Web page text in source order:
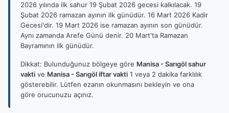
2026 yılında ilk sahur 19 Şubat 2026 gecesi kalkılacak. 19
Şubat 2026 ramazan ayının ilk günüdür. 16 Mart 2026 Kadir
Gecesi'dir. 19 Mart 2026 ise ramazan ayının son günüdür.
Aynı zamanda Arefe Günü denir. 20 Mart'ta Ramazan
Bayramının ilk günüdür.
Dikkat: Bulunduğunuz bölgeye göre Manisa - Sarıgöl sahur
vakti ve Manisa - Sarıgöl iftar vakti 1 veya 2 dakika farklılık
gösterebilir. Lütfen ezanın okunmasını bekleyin ve ona
göre orucunuzu açınız.